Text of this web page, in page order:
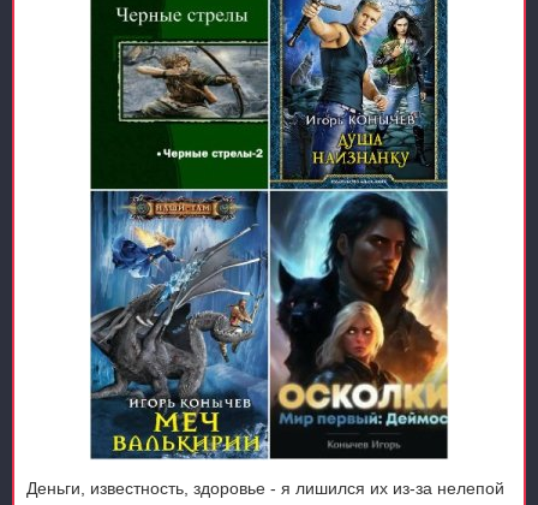
Деньги, известность, здоровье - я лишился их из-за нелепой